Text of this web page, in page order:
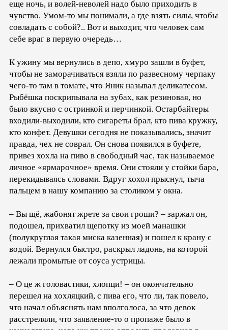
еще ночь, и волей-неволей надо было приходить в
чувство. Умом-то мы понимали, а где взять силы, чтобы
совладать с собой?.. Вот и выходит, что человек сам
себе враг в первую очередь…
К ужину мы вернулись в депо, хмуро зашли в буфет,
чтобы не заморачиваться взяли по развесному черпаку
чего-то там в томате, что Яник называл деликатесом.
Рыбёшка поскрипывала на зубах, как резиновая, но
было вкусно с остринкой и перчинкой. Остарбайтеры
входили-выходили, кто сигареты брал, кто пива кружку,
кто конфет. Девушки сегодня не показывались, значит
правда, чех не соврал. Он снова появился в буфете,
привез хохла на пиво в свободный час, так называемое
личное «ярмарочное» время. Они стояли у стойки бара,
перекидываясь словами. Вдруг хохол прыснул, тыча
пальцем в нашу компанию за столиком у окна.
– Вы щё, жабонят жрете за свои гроши? – заржал он,
подошел, прихватил щепотку из моей манашки
(полукруглая такая миска казенная) и пошел к крану с
водой. Вернулся быстро, раскрыл ладонь, на которой
лежали промытые от соуса устрицы.
– О це ж головастики, хлопци! – он окончательно
перешел на хохляцкий, с пива его, что ли, так повело,
что начал объяснять нам вполголоса, за что девок
расстреляли, что заявление-то о пропаже было в